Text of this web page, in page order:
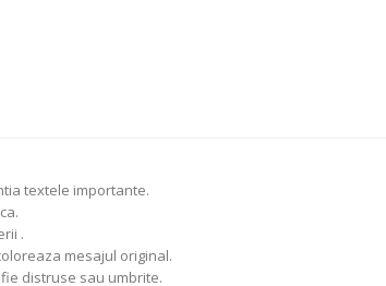
textele importante.
.
mesajul original.
distruse sau umbrite.